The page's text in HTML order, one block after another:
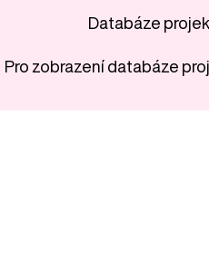
Databáze
Pro zobrazení databáze